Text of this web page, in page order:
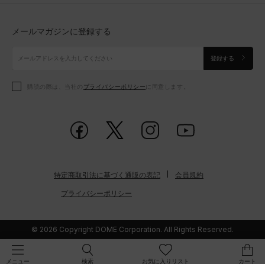
メニュー 検索 お気に入りリスト カート
アクセサリー
アクセサリー
シューズ
アクセサリー
シューズ
メールマガジンに登録する
登録する
購読の際は、当社の プライバシーポリシー に同意します。
特定商取引法に基づく通販の表記 会員規約
プライバシーポリシー
© 2026 Copyright DOME Corporation. All Rights Reserved.